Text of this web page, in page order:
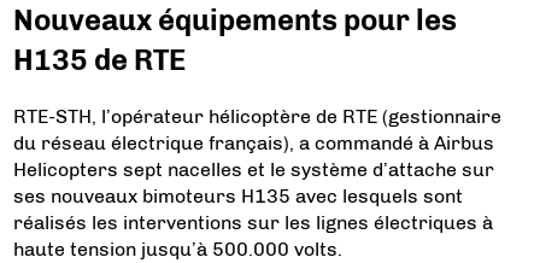
Nouveaux équipements pour les
H135 de RTE
RTE-STH, l’opérateur hélicoptère de RTE (gestionnaire
du réseau électrique français), a commandé à Airbus
Helicopters sept nacelles et le système d’attache sur
ses nouveaux bimoteurs H135 avec lesquels sont
réalisés les interventions sur les lignes électriques à
haute tension jusqu’à 500.000 volts.